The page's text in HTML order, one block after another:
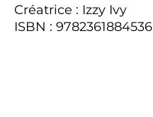
Créatrice : Izzy Ivy
ISBN : 9782361884536